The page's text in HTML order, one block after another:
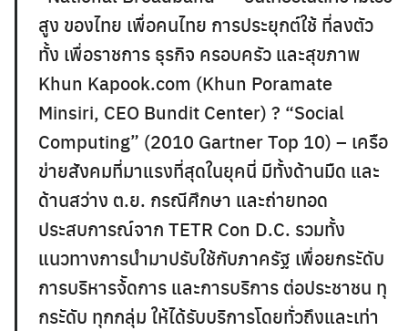
สูง ของไทย เพื่อคนไทย การประยุกต์ใช้ ที่ลงตัว
ทั้ง เพื่อราชการ ธุรกิจ ครอบครัว และสุขภาพ
Khun Kapook.com (Khun Poramate
Minsiri, CEO Bundit Center) ? “Social
Computing” (2010 Gartner Top 10) – เครือ
ข่ายสังคมที่มาแรงที่สุดในยุคนี่ มีทั้งด้านมืด และ
ด้านสว่าง ต.ย. กรณีศึกษา และถ่ายทอด
ประสบการณ์จาก TETR Con D.C. รวมทั้ง
แนวทางการนำมาปรับใช้กับภาครัฐ เพื่อยกระัดับ
การบริหารจ้ัดการ และการบริการ ต่อประชาชน ทุ
กระัดับ ทุกกลุ่ม ให้ได้รับบริการโดยทั่วถึงและเท่า